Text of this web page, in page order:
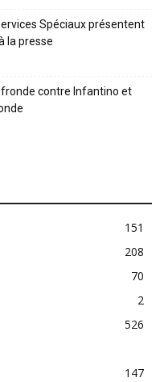
Spéciaux présentent
la presse
fronde contre Infantino et
151
208
70
2
526
147